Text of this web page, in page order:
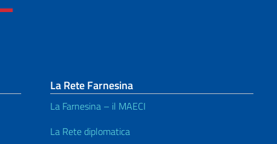
La Rete Farnesina
La Farnesina – il MAECI
La Rete diplomatica